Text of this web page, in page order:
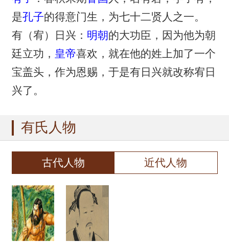
是孔子的得意门生，为七十二贤人之一。
有（宥）日兴： 明朝的大功臣，因为他为朝
廷立功， 皇帝喜欢，就在他的姓上加了一个
宝盖头，作为恩赐，于是有日兴就改称宥日
兴了。
有氏人物
古代人物 近代人物